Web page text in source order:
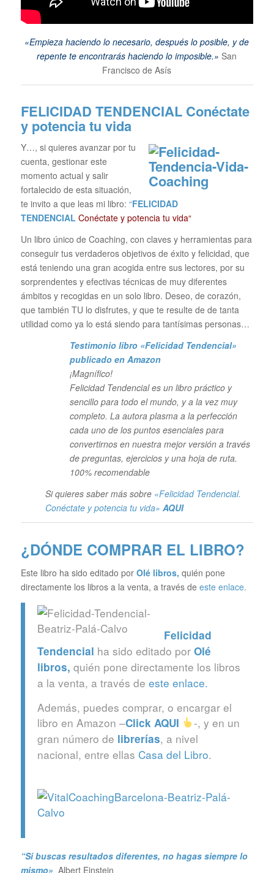
«Empieza haciendo lo necesario, después lo posible, y de
repente te encontrarás haciendo lo imposible.» San
Francisco de Asís
FELICIDAD TENDENCIAL Conéctate
y potencia tu vida
Y…, si quieres avanzar por tu
cuenta, gestionar este
momento actual y salir
fortalecido de esta situación,
te invito a que leas mi libro: “FELICIDAD
TENDENCIAL Conéctate y potencia tu vida“
Un libro único de Coaching, con claves y herramientas para
conseguir tus verdaderos objetivos de éxito y felicidad, que
está teniendo una gran acogida entre sus lectores, por su
sorprendentes y efectivas técnicas de muy diferentes
ámbitos y recogidas en un solo libro. Deseo, de corazón,
que también TU lo disfrutes, y que te resulte de de tanta
utilidad como ya lo está siendo para tantísimas personas…
Testimonio libro «Felicidad Tendencial»
publicado en Amazon
¡Magnífico!
Felicidad Tendencial es un libro práctico y
sencillo para todo el mundo, y a la vez muy
completo. La autora plasma a la perfección
cada uno de los puntos esenciales para
convertirnos en nuestra mejor versión a través
de preguntas, ejercicios y una hoja de ruta.
100% recomendable
Si quieres saber más sobre «Felicidad Tendencial.
Conéctate y potencia tu vida» AQUI
¿DÓNDE COMPRAR EL LIBRO?
Este libro ha sido editado por Olé libros, quién pone
directamente los libros a la venta, a través de este enlace.
Felicidad
Tendencial ha sido editado por Olé
libros, quién pone directamente los libros
a la venta, a través de este enlace.
Además, puedes comprar, o encargar el
libro en Amazon –Click AQUI
-, y en un
gran número de librerías, a nivel
nacional, entre ellas Casa del Libro.
“Si buscas resultados diferentes, no hagas siempre lo
mismo» Albert Einstein